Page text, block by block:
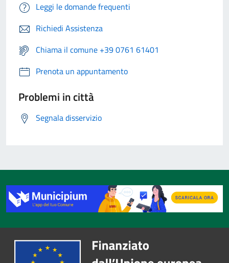
Leggi le domande frequenti
Richiedi Assistenza
Chiama il comune +39 0761 61401
Prenota un appuntamento
Problemi in città
Segnala disservizio